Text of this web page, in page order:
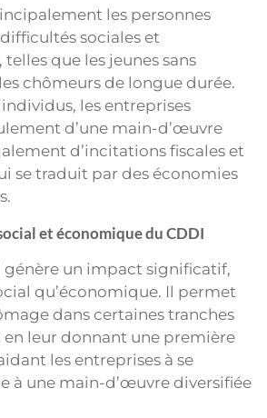
les personnes
sociales et
que les jeunes sans
chômeurs de longue durée.
les entreprises
d’une main-d’œuvre
d’incitations fiscales et
se traduit par des économies
et économique du CDDI
génère un impact significatif,
qu’économique. Il permet
dans certaines tranches
leur donnant une première
les entreprises à se
à une main-d’œuvre diversifiée